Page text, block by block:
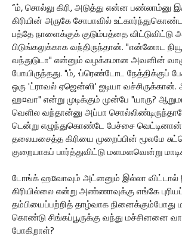
“ம், சொல்லு கிரி, அடுத்து என்ன பண்லாம்னு
கிரியின் அருகே சோபாவில்
பத்தே நாளைக்குக் குடும்பத்தை விட்டுவிட்டு
பிடுங்கலுக்காக வந்திருந்தான். "என்னோட
வந்துடுடா" என்னும் வழக்கமான அவனின்
போயிருந்தது. "ம், ·ப்ரெண்டோட நேத்திக்குப்
ஒரு 'ட்ராவல் ஏஜென்ஸி' ஐடியா
ஹ¤வா" என்று முடிக்கும் முன்பே "யாரு?
வெளில வந்தான்னு அப்பா
டென்று எழுந்துகொண்டே பேச்சை
தலையசைத்த கிரியை முறைப்பின் மூலமே
குறையாகப் பார்த்துவிட்டு மளமளவென்று
டோங்க் ஹ¤வாவும் அட்னனும் இல்லா
கிரியில்லை என்று அண்ணாவுக்கு எங்கே
தம்பியைப்பற்றித் தாழ்வாக நினைக்கும்போது
கொண்டு சிங்கப்பூருக்கு வந்து மச்சினனை
போகிறாள்?